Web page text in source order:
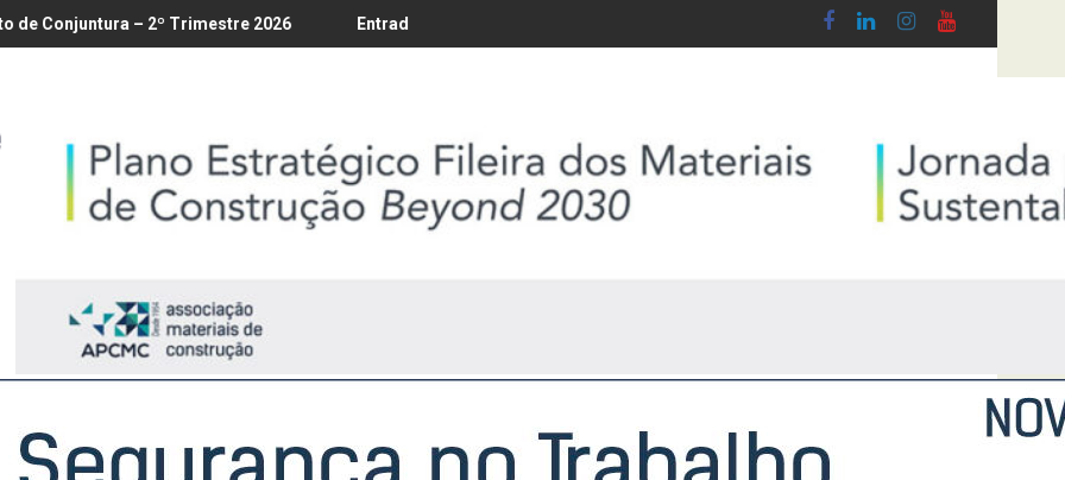
Trimestre 2026 Entrada em vigor da regulamentação do Lobby - Lei n.º 5-A/2026, de 28 de Janeiro
Diploma de transposição da Diretiva